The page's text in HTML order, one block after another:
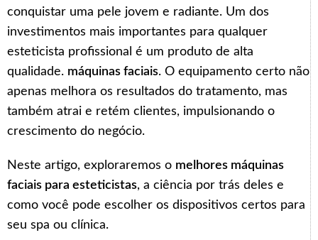
conquistar uma pele jovem e radiante. Um dos
investimentos mais importantes para qualquer
esteticista profissional é um produto de alta
qualidade. máquinas faciais. O equipamento certo não
apenas melhora os resultados do tratamento, mas
também atrai e retém clientes, impulsionando o
crescimento do negócio.
Neste artigo, exploraremos o melhores máquinas
faciais para esteticistas, a ciência por trás deles e
como você pode escolher os dispositivos certos para
seu spa ou clínica.